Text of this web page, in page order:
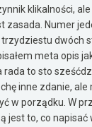
klikalności,
zasada. Numer
trzydziestu dwóch
meta opis
rada to sto
inne zdanie,
w porządku. W
jest to, co